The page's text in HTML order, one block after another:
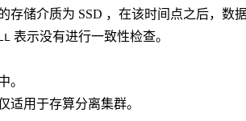
储介质为 SSD ，在该时间点之后，数
表示没有进行一致性检查。
。
适用于存算分离集群。